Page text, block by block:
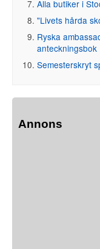
Alla butiker i
"Livets hårda
Ryska
anteckningsbok
Semesterskryt
Annons